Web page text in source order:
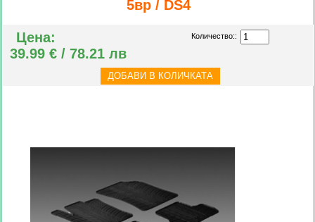
5вр / DS4
Цена:
39.99 € / 78.21 лв
Количество::